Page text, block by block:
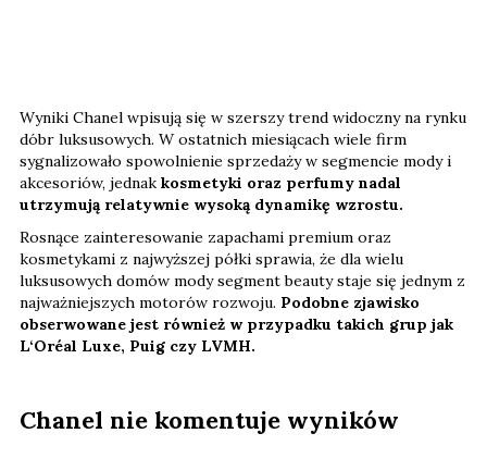
Wyniki Chanel wpisują się w szerszy trend widoczny na rynku
dóbr luksusowych. W ostatnich miesiącach wiele firm
sygnalizowało spowolnienie sprzedaży w segmencie mody i
akcesoriów, jednak kosmetyki oraz perfumy nadal
utrzymują relatywnie wysoką dynamikę wzrostu.
Rosnące zainteresowanie zapachami premium oraz
kosmetykami z najwyższej półki sprawia, że dla wielu
luksusowych domów mody segment beauty staje się jednym z
najważniejszych motorów rozwoju. Podobne zjawisko
obserwowane jest również w przypadku takich grup jak
L‘Oréal Luxe, Puig czy LVMH.
Chanel nie komentuje wyników